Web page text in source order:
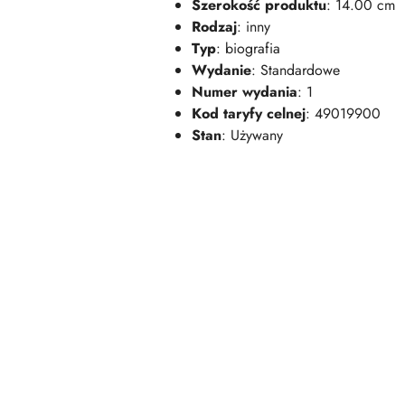
Szerokość produktu: 14.00 cm
Rodzaj: inny
Typ: biografia
Wydanie: Standardowe
Numer wydania: 1
Kod taryfy celnej: 49019900
Stan: Używany